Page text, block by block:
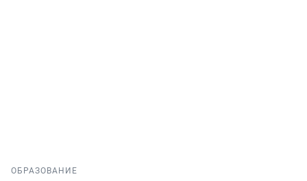
ОБРАЗОВАНИЕ